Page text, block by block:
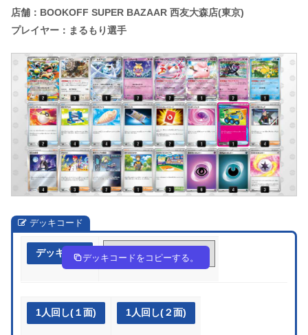
店舗：BOOKOFF SUPER BAZAAR 西友大森店(東京)
プレイヤー：まるもり選手
デッキコード
デッキ作成 F5VfvV-3jLz4z-FF5kbk
デッキコードをコピーする。
1人回し(１面) 1人回し(２面)